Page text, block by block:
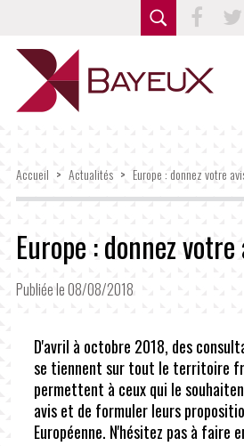
Accueil > Actualités > Europe : donnez votre
Europe : donnez
Publiée le 08/08/2018
D'avril à octobre 2018, des
se tiennent sur tout le territoire
permettent à ceux qui le
avis et de formuler leurs
Européenne. N'hésitez pas à faire